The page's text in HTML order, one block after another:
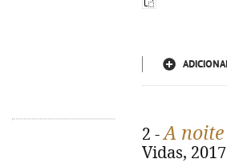
2 -A noite
Vidas,